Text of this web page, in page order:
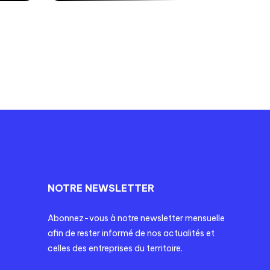
NOTRE NEWSLETTER
Abonnez-vous à notre newsletter mensuelle
afin de rester informé de nos actualités et
celles des entreprises du territoire.